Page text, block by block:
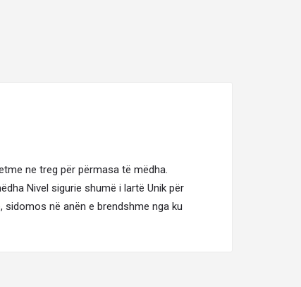
ne treg për përmasa të mëdha.
Nivel sigurie shumë i lartë Unik për
në anën e brendshme nga ku